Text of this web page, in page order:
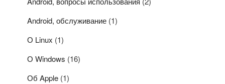
Android, обслуживание (1)
О Linux (1)
О Windows (16)
Об Apple (1)